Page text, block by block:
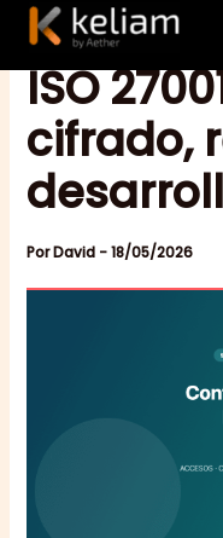
ISO
cifrado,
PorDavid -18/05/2026